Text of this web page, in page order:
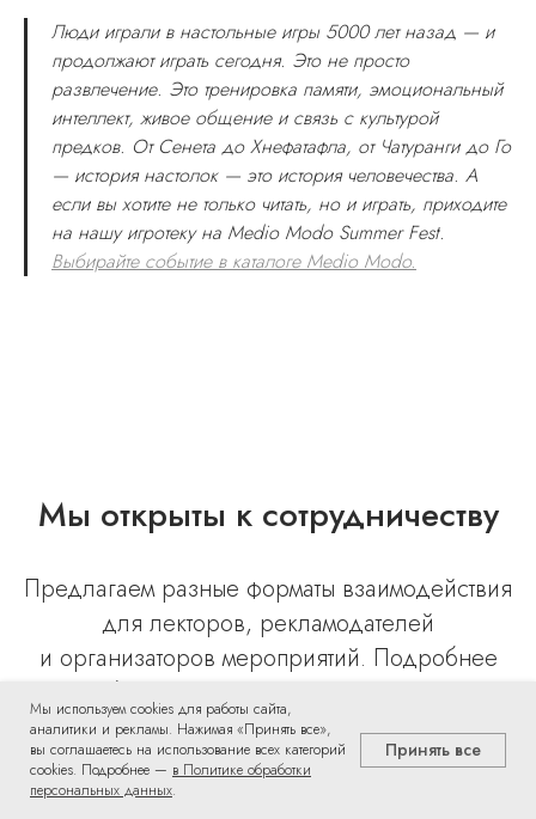
Люди играли в настольные игры 5000 лет назад — и
продолжают играть сегодня. Это не просто
развлечение. Это тренировка памяти, эмоциональный
интеллект, живое общение и связь с культурой
предков. От Сенета до Хнефатафла, от Чатуранги до Го
— история настолок — это история человечества. А
если вы хотите не только читать, но и играть, приходите
на нашу игротеку на Medio Modo Summer Fest.
Выбирайте событие в каталоге Medio Modo.
Мы открыты к сотрудничеству
Предлагаем разные форматы взаимодействия
для лекторов, рекламодателей
и организаторов мероприятий. Подробнее
об условиях читайте на странице
Сотрудничества.
Мы используем cookies для работы сайта,
аналитики и рекламы. Нажимая «Принять все»,
вы соглашаетесь на использование всех категорий
cookies. Подробнее — в Политике обработки
персональных данных.
Принять все